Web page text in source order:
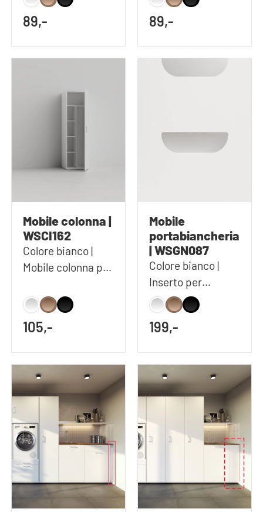
WSCH207-60
89,-
WSCH207-45
89,-
Mobile colonna |
WSCI162
Colore bianco |
Mobile colonna per
105,-
Mobile
portabiancheria
| WSGN087
Colore bianco |
Inserto per
WSCS1462 e
WSTT185
199,-